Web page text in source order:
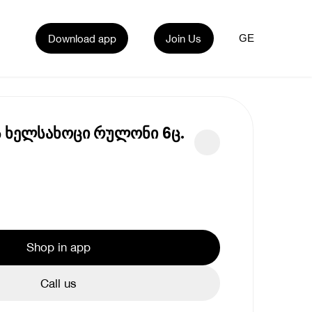
Download app Join Us GE
ხელსახოცი რულონი 6ც.
Shop in app
Call us